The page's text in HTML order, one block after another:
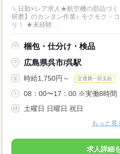
＼日勤×レア求人★航空機の部品づく
研磨】のカンタン作業♪ モクモク・
リ！ ★未経験...
梱包・仕分け・検品
広島県呉市/呉駅
時給1,750円～ 交通費一部支給
08：00〜17：00 ※実働8時間
土曜日 日曜日 祝日
もっと見
求人詳細